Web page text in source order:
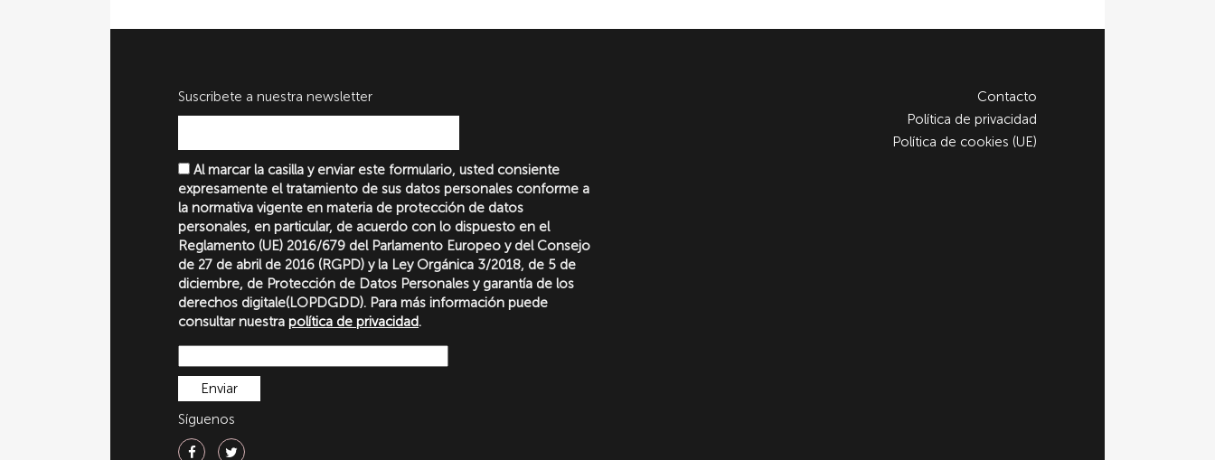
Suscribete a nuestra newsletter
Al marcar la casilla y enviar este formulario, usted consiente
expresamente el tratamiento de sus datos personales conforme a
la normativa vigente en materia de protección de datos
personales, en particular, de acuerdo con lo dispuesto en el
Reglamento (UE) 2016/679 del Parlamento Europeo y del Consejo
de 27 de abril de 2016 (RGPD) y la Ley Orgánica 3/2018, de 5 de
diciembre, de Protección de Datos Personales y garantía de los
derechos digitale(LOPDGDD). Para más información puede
consultar nuestra política de privacidad.
Síguenos
Contacto
Política de privacidad
Política de cookies (UE)